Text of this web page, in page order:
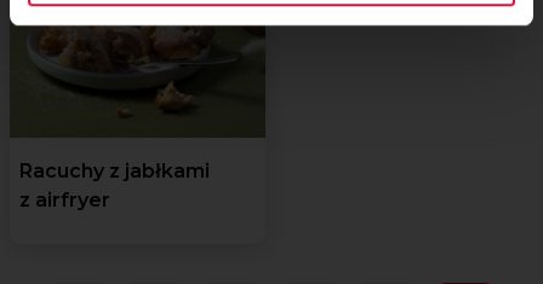
Racuchy z jabłkami
z airfryer